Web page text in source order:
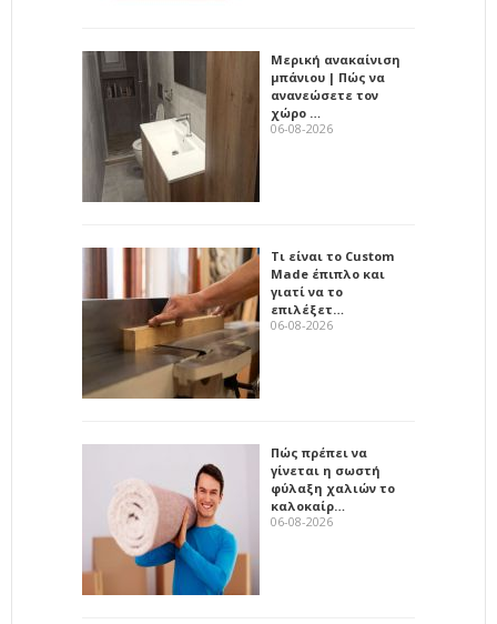
Μερική ανακαίνιση
μπάνιου | Πώς να
ανανεώσετε τον
χώρο …
06-08-2026
Τι είναι το Custom
Made έπιπλο και
γιατί να το
επιλέξετ…
06-08-2026
Πώς πρέπει να
γίνεται η σωστή
φύλαξη χαλιών το
καλοκαίρ…
06-08-2026